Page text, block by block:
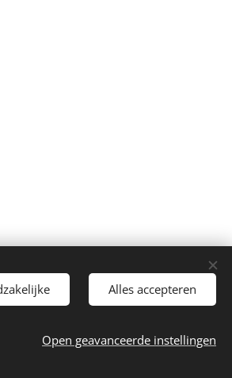
Cookies
Alles accepteren
Open geavanceerde instellingen